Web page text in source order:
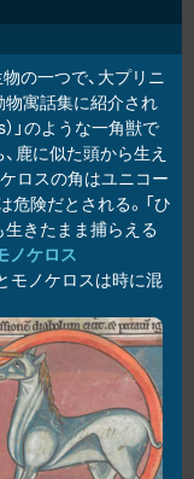
の一つで、大プリニ
物寓話集に紹介され
」のような一角獣で
鹿に似た頭から生え
ロスの角はユニコー
危険だとされる。「ひ
生きたまま捕らえる
ノケロス
モノケロスは時に混